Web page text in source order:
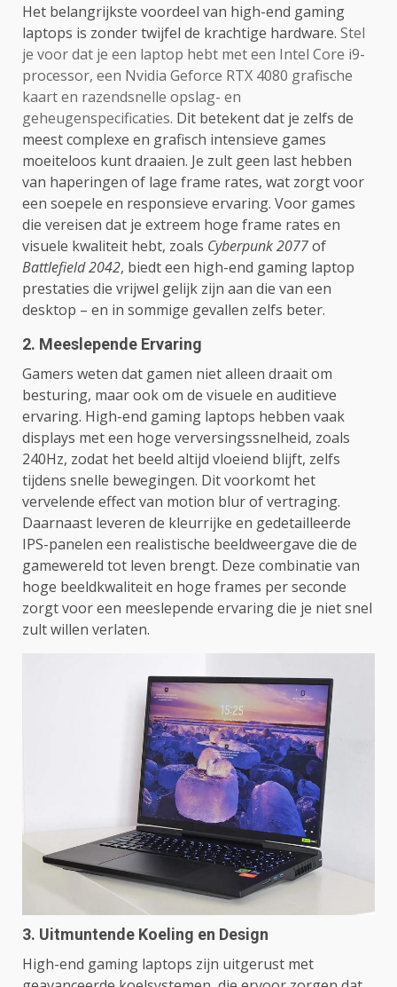
Het belangrijkste voordeel van high-end gaming
laptops is zonder twijfel de krachtige hardware. Stel
je voor dat je een laptop hebt met een Intel Core i9-
processor, een Nvidia Geforce RTX 4080 grafische
kaart en razendsnelle opslag- en
geheugenspecificaties. Dit betekent dat je zelfs de
meest complexe en grafisch intensieve games
moeiteloos kunt draaien. Je zult geen last hebben
van haperingen of lage frame rates, wat zorgt voor
een soepele en responsieve ervaring. Voor games
die vereisen dat je extreem hoge frame rates en
visuele kwaliteit hebt, zoals Cyberpunk 2077of
Battlefield 2042, biedt een high-end gaming laptop
prestaties die vrijwel gelijk zijn aan die van een
desktop – en in sommige gevallen zelfs beter.
2. Meeslepende Ervaring
Gamers weten dat gamen niet alleen draait om
besturing, maar ook om de visuele en auditieve
ervaring. High-end gaming laptops hebben vaak
displays met een hoge verversingssnelheid, zoals
240Hz, zodat het beeld altijd vloeiend blijft, zelfs
tijdens snelle bewegingen. Dit voorkomt het
vervelende effect van motion blur of vertraging.
Daarnaast leveren de kleurrijke en gedetailleerde
IPS-panelen een realistische beeldweergave die de
gamewereld tot leven brengt. Deze combinatie van
hoge beeldkwaliteit en hoge frames per seconde
zorgt voor een meeslepende ervaring die je niet snel
zult willen verlaten.
3. Uitmuntende Koeling en Design
High-end gaming laptops zijn uitgerust met